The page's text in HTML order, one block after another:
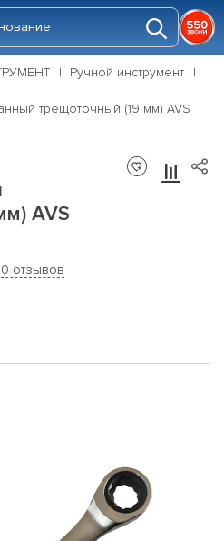
Ручной инструмент
трещоточный (19 мм) AVS
AVS
0 отзывов